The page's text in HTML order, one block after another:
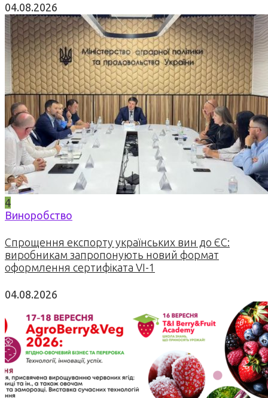
04.08.2026
4
Виноробство
Спрощення експорту українських вин до ЄС:
виробникам запропонують новий формат
оформлення сертифіката VI-1
04.08.2026